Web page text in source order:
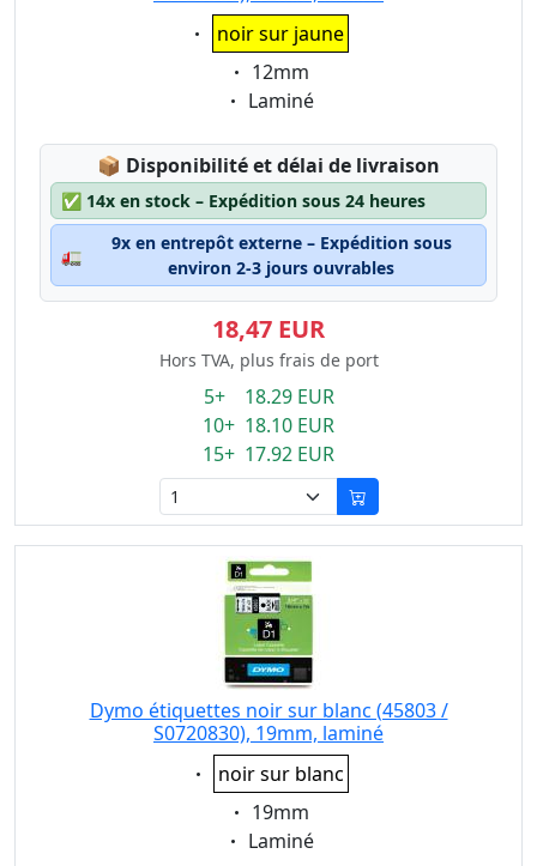
Eigenschaft:
noir sur jaune
Eigenschaft:
12mm
Eigenschaft:
Laminé
📦 Lagerstatus:
Disponibilité et délai de livraison
✅ 14x en stock – Expédition sous 24 heures
🚛
9x en entrepôt externe – Expédition sous
environ 2-3 jours ouvrables
18,47 EUR
Hors TVA, plus frais de port
5+ 18.29 EUR
10+ 18.10 EUR
15+ 17.92 EUR
Dymo étiquettes noir sur blanc (45803 /
S0720830), 19mm, laminé
Eigenschaft:
noir sur blanc
Eigenschaft:
19mm
Eigenschaft:
Laminé